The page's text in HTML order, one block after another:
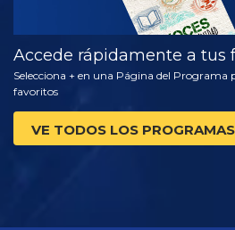
Accede rápidamente a tus
Selecciona + en una Página del Programa
favoritos
VE TODOS LOS PROGRAMAS